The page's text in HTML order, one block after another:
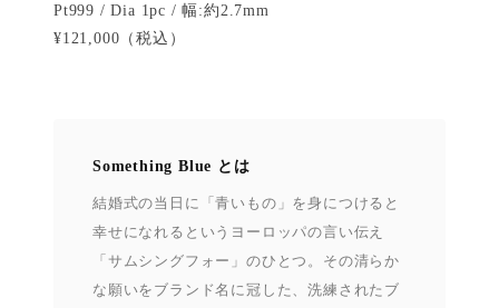
Pt999 / Dia 1pc / 幅:約2.7mm
¥121,000（税込）
Something Blue とは
結婚式の当日に「青いもの」を身につけると
幸せになれるというヨーロッパの言い伝え
「サムシングフォー」のひとつ。その清らか
な願いをブランド名に冠した、洗練されたブ